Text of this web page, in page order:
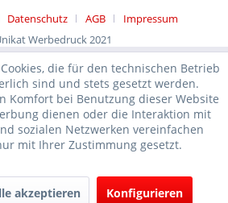
Datenschutz AGB
Impressum
Werbedruck 2021
die für den technischen Betrieb
sind und stets gesetzt werden.
Komfort bei Benutzung dieser Website
dienen oder die Interaktion mit
sozialen Netzwerken vereinfachen
mit Ihrer Zustimmung gesetzt.
akzeptieren Konfigurieren